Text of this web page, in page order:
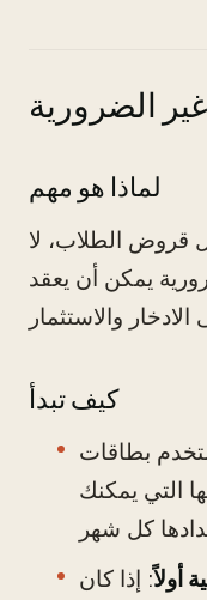
الضرورية
لماذا هو مهم
قروض الطلاب، لا
يمكن أن يعقد
كيف تبدأ
بطاقات
التي يمكنك
أولاً: إذا كان